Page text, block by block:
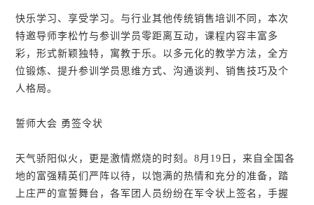
快乐学习、享受学习。与行业其他传统销售培训不同，本次
特邀导师李松竹与参训学员零距离互动，课程内容丰富多
彩，形式新颖独特，寓教于乐。以多元化的教学方法，全方
位锻炼、提升参训学员思维方式、沟通谈判、销售技巧及个
人格局。
誓师大会 勇签令状
天气骄阳似火，更是激情燃烧的时刻。8月19日，来自全国各
地的富强精英们严阵以待，以饱满的热情和充分的准备，踏
上庄严的宣誓舞台，各军团人员纷纷在军令状上签名，手握